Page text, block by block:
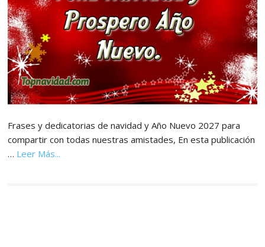
Frases y dedicatorias de navidad y Año Nuevo 2027 para
compartir con todas nuestras amistades, En esta publicación
… Leer Más...